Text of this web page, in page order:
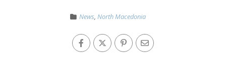
News, North Macedonia